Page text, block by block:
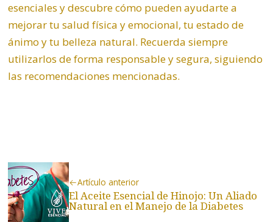
esenciales y descubre cómo pueden ayudarte a
mejorar tu salud física yemocional, tu estado de
ánimo y tu belleza natural. Recuerda siempre
utilizarlos de forma responsable y segura, siguiendo
las recomendaciones mencionadas.
Artículo anterior
El Aceite Esencial de Hinojo: Un Aliado
Natural en el Manejo de la Diabetes